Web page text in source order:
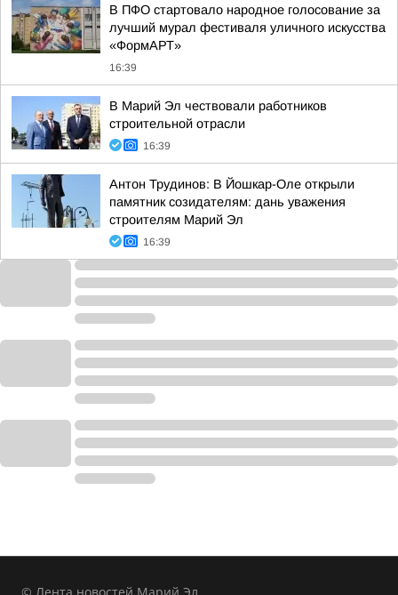
В ПФО стартовало народное голосование за
лучший мурал фестиваля уличного искусства
«ФормАРТ»
16:39
В Марий Эл чествовали работников
строительной отрасли
16:39
Антон Трудинов: В Йошкар-Оле открыли
памятник созидателям: дань уважения
строителям Марий Эл
16:39